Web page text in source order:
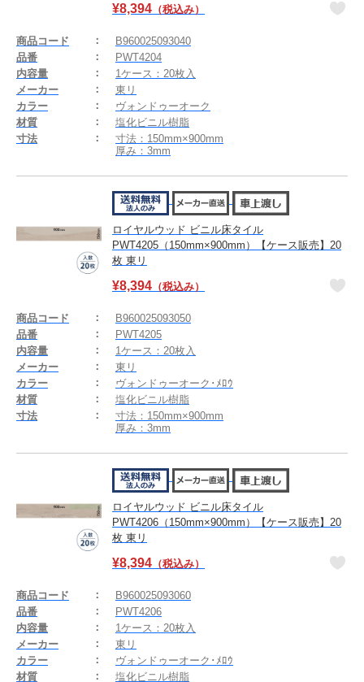
¥8,394 （税込み）
商品コード
B960025093040
品番
PWT4204
内容量
1ケース：20枚入
メーカー
東リ
カラー
ヴォンドゥーオーク
材質
塩化ビニル樹脂
寸法
寸法：150mm×900mm
厚み：3mm
ロイヤルウッド ビニル床タイル
PWT4205（150mm×900mm）【ケース販売】20
枚 東リ
¥8,394 （税込み）
商品コード
B960025093050
品番
PWT4205
内容量
1ケース：20枚入
メーカー
東リ
カラー
ヴォンドゥーオーク･ﾒﾛｳ
材質
塩化ビニル樹脂
寸法
寸法：150mm×900mm
厚み：3mm
ロイヤルウッド ビニル床タイル
PWT4206（150mm×900mm）【ケース販売】20
枚 東リ
¥8,394 （税込み）
商品コード
B960025093060
品番
PWT4206
内容量
1ケース：20枚入
メーカー
東リ
カラー
ヴォンドゥーオーク･ﾒﾛｳ
材質
塩化ビニル樹脂